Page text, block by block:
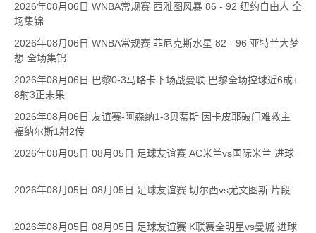
2026年08月06日 WNBA常规赛 西雅图风暴 86 - 92 纽约自由人 全
场集锦
2026年08月06日 WNBA常规赛 菲尼克斯水星 82 - 96 亚特兰大梦
想 全场集锦
2026年08月06日 巴黎0-3马略卡下场战曼联 巴黎全场控球近6成+
8射3正未果
2026年08月06日 友谊赛-阿森纳1-3贝蒂斯 因卡皮耶破门难救主
福纳尔斯1射2传
2026年08月05日 08月05日 足球友谊赛 AC米兰vs国际米兰 进球
2026年08月05日 08月05日 足球友谊赛 切尔西vs尤文图斯 片段
2026年08月05日 08月05日 足球友谊赛 K联赛全明星vs曼城 进球